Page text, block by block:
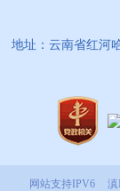
地址：云南省红河
网站支持IPV6 滇